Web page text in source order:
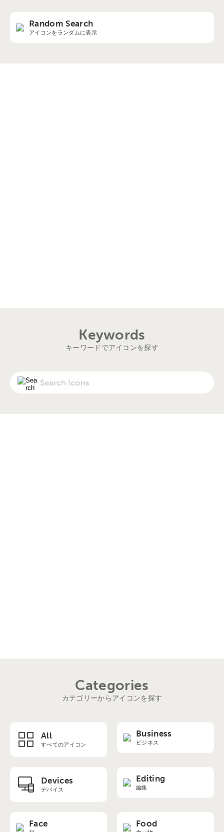
Random Search
アイコンをランダムに表示
Keywords
キーワードでアイコンを探す
Categories
カテゴリーからアイコンを探す
All
すべてのアイコン
Business
ビジネス
Devices
デバイス
Editing
編集
Face Food